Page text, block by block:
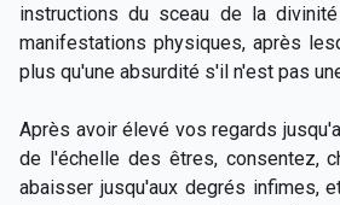
instructions du sceau de la
manifestations physiques, après
plus qu'une absurdité s'il n'est pas
Après avoir élevé vos regards
de l'échelle des êtres, consentez,
abaisser jusqu'aux degrés infimes,